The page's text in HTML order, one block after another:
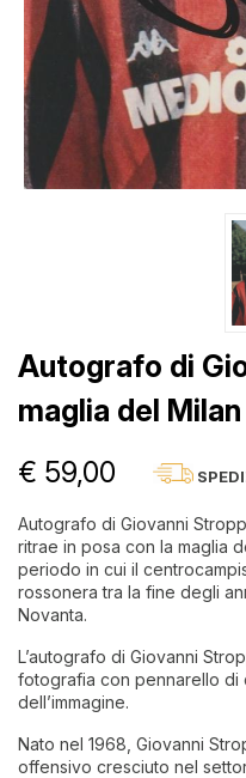
Autografo di
maglia del
€ 59,00
Autografo di Giovanni
ritrae in posa con la maglia
periodo in cui il
rossonera tra la fine degli
Novanta.
L’autografo di Giovanni
fotografia con pennarello di
dell’immagine.
Nato nel 1968, Giovanni
offensivo cresciuto nel